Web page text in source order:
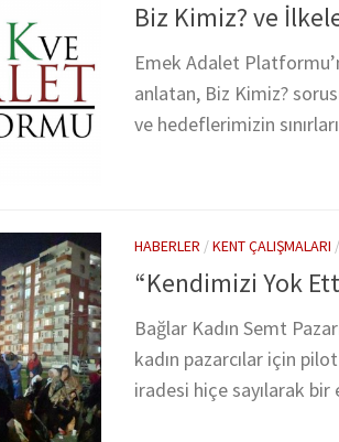
Biz Kimiz? ve
Emek Adalet
anlatan, Biz Kimiz?
ve hedeflerimizin
HABERLER /KENT ÇALIŞMALARI /
“Kendimizi Yok
Bağlar Kadın Semt
kadın pazarcılar için
iradesi hiçe sayılarak